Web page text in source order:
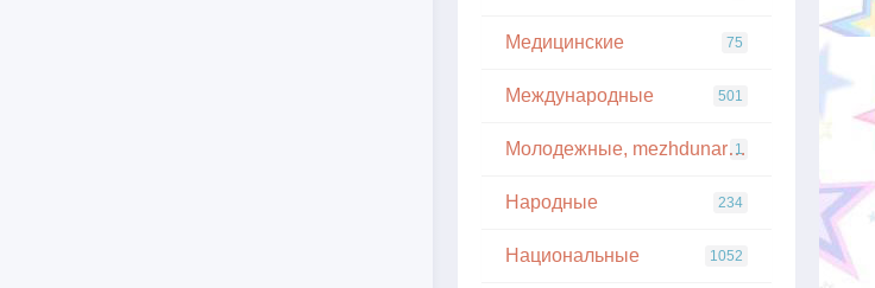
Медицинские 75
Международные 501
Молодежные, mezhdunarodnye
1
Народные 234
Национальные 1052